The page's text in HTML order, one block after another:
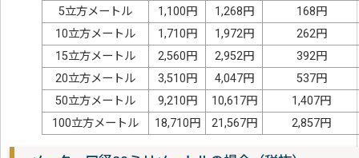
5立方メートル
1,100円 1,268円
168円
10立方メートル
1,710円 1,972円
262円
15立方メートル
2,560円 2,952円
392円
20立方メートル
3,510円 4,047円
537円
50立方メートル
9,210円 10,617円
1,407円
100立方メートル
18,710円 21,567円 2,857円